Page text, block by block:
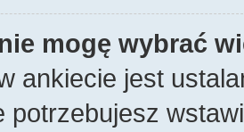
mogę wybrać
ankiecie jest
potrzebujesz